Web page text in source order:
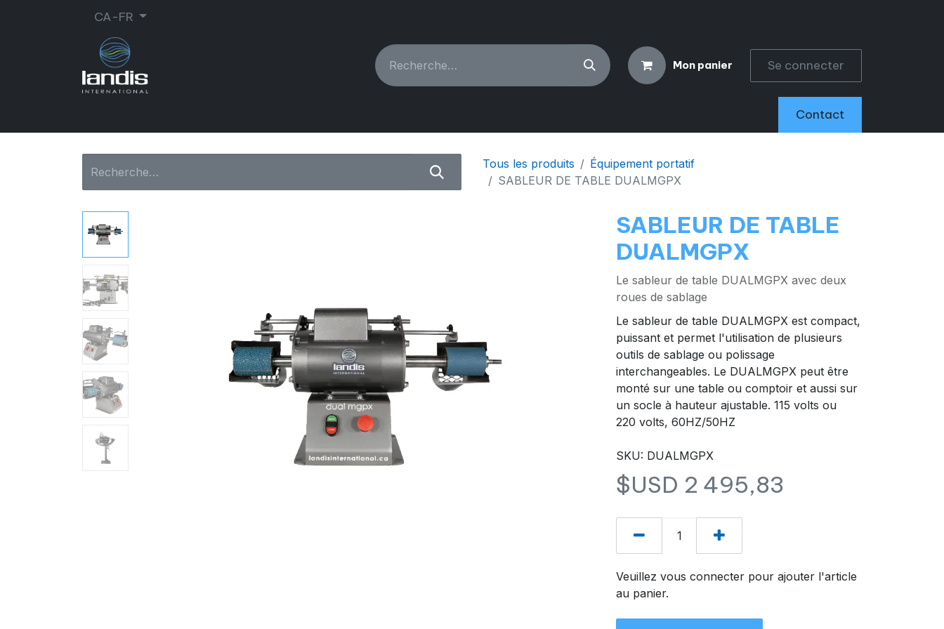
CA-FR
Mon panier Se connecter
Contact
Tous les produits
Équipement portatif
SABLEUR DE TABLE DUALMGPX
SABLEUR DE TABLE
DUALMGPX
Le sableur de table DUALMGPX avec deux
roues de sablage
Le sableur de table DUALMGPX est compact,
puissant et permet l'utilisation de plusieurs
outils de sablage ou polissage
interchangeables. Le DUALMGPX peut être
monté sur une table ou comptoir et aussi sur
un socle à hauteur ajustable. 115 volts ou
220 volts, 60HZ/50HZ
SKU: DUALMGPX
$USD 2 495,83
Veuillez vous connecter pour ajouter l'article
au panier.